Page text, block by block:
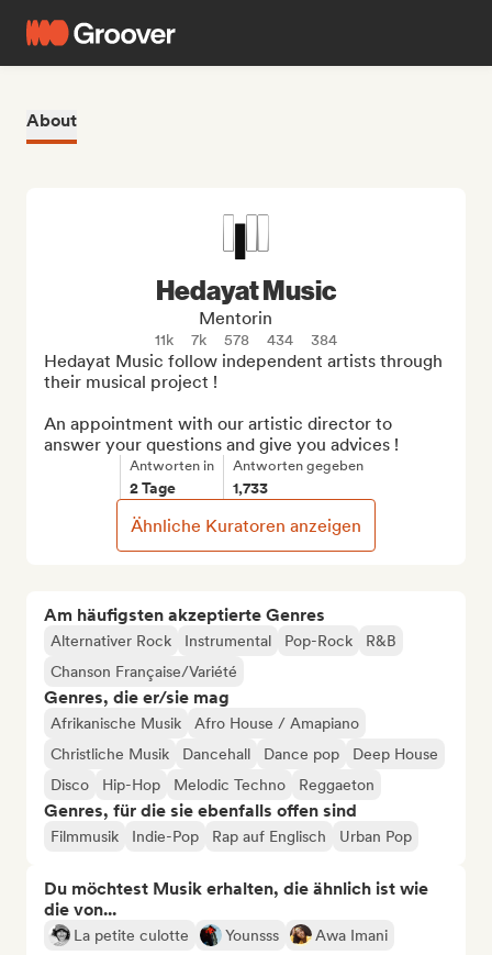
About
Am häufigsten akzeptierte Genres
Alternativer Rock Instrumental Pop-Rock
R&B
Chanson Française/Variété
Genres, die er/sie mag
Afrikanische Musik
Afro House / Amapiano
Christliche Musik
Dancehall Dance pop
Deep House
Disco
Hip-Hop Melodic Techno Reggaeton
Genres, für die sie ebenfalls offen sind
Filmmusik Indie-Pop Rap auf Englisch Urban Pop
Du möchtest Musik erhalten, die ähnlich ist wie
die von...
La petite culotte Younsss Awa Imani
Hedayat Music
Mentorin
11k 7k 578 434 384
Hedayat Music follow independent artists through
their musical project !
An appointment with our artistic director to
answer your questions and give you advices !
Antworten in
2 Tage
Antworten gegeben
1,733
Ähnliche Kuratoren anzeigen